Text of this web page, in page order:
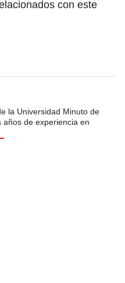
con este
la Universidad Minuto de
años de experiencia en